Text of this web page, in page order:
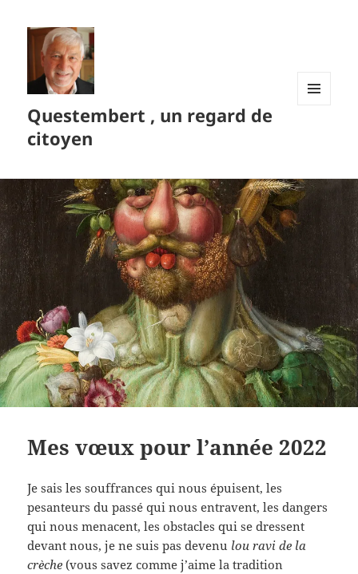
Questembert , un regard de
citoyen
Mes vœux pour l’année 2022
Je sais les souffrances qui nous épuisent, les
pesanteurs du passé qui nous entravent, les dangers
qui nous menacent, les obstacles qui se dressent
devant nous, je ne suis pas devenu lou ravi de la
crèche(vous savez comme j’aime la tradition